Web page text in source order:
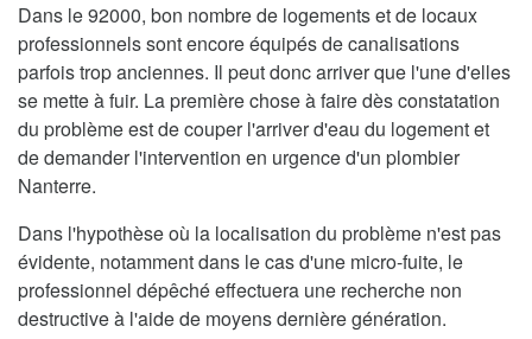
Dans le 92000, bon nombre de logements et de locaux
professionnels sont encore équipés de canalisations
parfois trop anciennes. Il peut donc arriver que l'une d'elles
se mette à fuir. La première chose à faire dès constatation
du problème est de couper l'arriver d'eau du logement et
de demander l'intervention en urgence d'un plombier
Nanterre.
Dans l'hypothèse où la localisation du problème n'est pas
évidente, notamment dans le cas d'une micro-fuite, le
professionnel dépêché effectuera une recherche non
destructive à l'aide de moyens dernière génération.